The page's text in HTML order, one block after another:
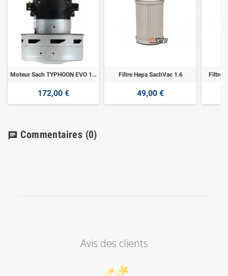
Moteur Sach TYPHOON EVO 160 LED et LCD
172,00 €
Filtre Hepa SachVac 1.6
49,00 €
Filtre
chat Commentaires (0)
Avis des clients